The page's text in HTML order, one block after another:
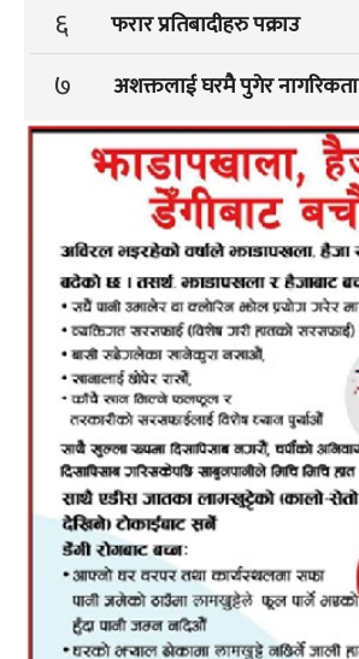
६ फरार प्रतिबादीहरु पक्राउ
७ अशक्तलाई घरमै पुगेर नागरिकता